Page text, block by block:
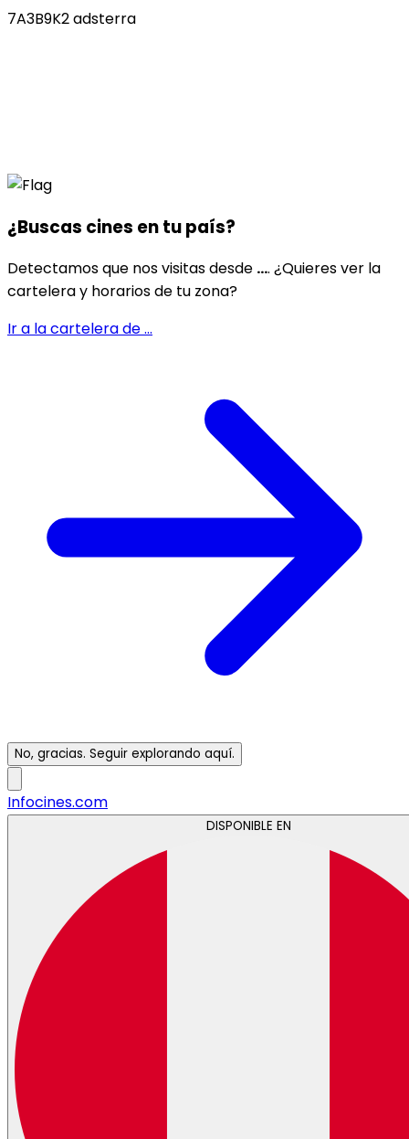
7A3B9K2 adsterra
¿Buscas cines entu país?
Detectamos que nos visitas desde .... ¿Quieres ver la
cartelera y horarios de tu zona?
Ir a la cartelera de...
No, gracias. Seguir explorando aquí.
Infocines.com
DISPONIBLE EN